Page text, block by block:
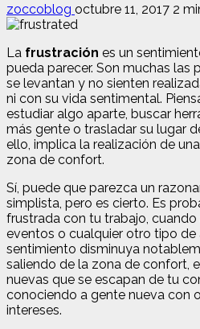
zoccoblog octubre 11, 2017 2
La frustración es un
pueda parecer. Son muchas las
se levantan y no sienten
ni con su vida sentimental.
estudiar algo aparte, buscar
más gente o trasladar su lugar
ello, implica la realización de
zona de confort.
Sí, puede que parezca un
simplista, pero es cierto. Es
frustrada con tu trabajo, cuando
eventos o cualquier otro tipo
sentimiento disminuya
saliendo de la zona de confort,
nuevas que se escapan de tu
conociendo a gente nueva con
intereses.